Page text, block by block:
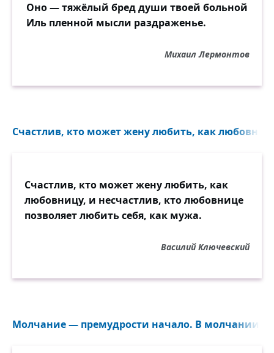
Оно — тяжёлый бред души твоей больной
Иль пленной мысли раздраженье.
Михаил Лермонтов
Счастлив, кто может жену любить, как
Счастлив, кто может жену любить, как
любовницу, и несчастлив, кто любовнице
позволяет любить себя, как мужа.
Василий Ключевский
Молчание — премудрости начало. В молчании и